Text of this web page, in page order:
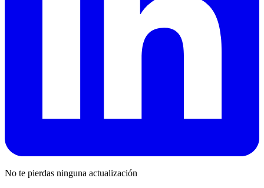
No te pierdas ninguna actualización